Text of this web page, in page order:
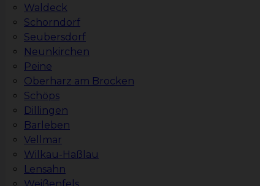
Waldeck
Schorndorf
Seubersdorf
Neunkirchen
Peine
Oberharz am Brocken
Schöps
Dillingen
Barleben
Vellmar
Wilkau-Haßlau
Lensahn